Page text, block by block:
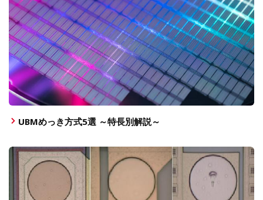
UBMめっき方式5選 ～特長別解説～